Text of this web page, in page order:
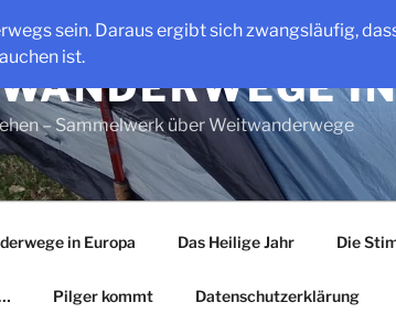
sein. Daraus ergibt sich zwangsläufig,
ist.
– Sammelwerk über Weitwanderwege
in Europa Das Heilige Jahr Die
Pilger kommt Datenschutzerklärung